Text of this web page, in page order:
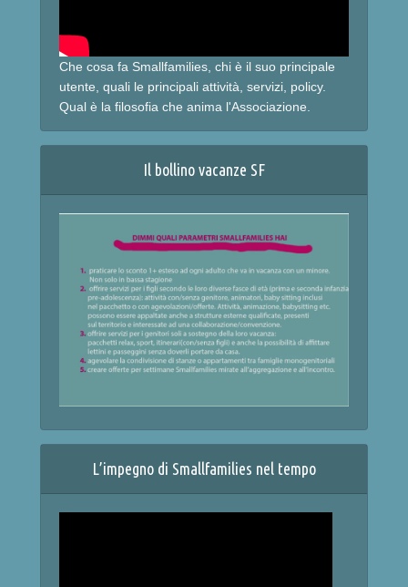
Che cosa fa Smallfamilies, chi è il suo principale
utente, quali le principali attività, servizi, policy.
Qual è la filosofia che anima l'Associazione.
Il bollino vacanze SF
L’impegno di Smallfamilies nel tempo